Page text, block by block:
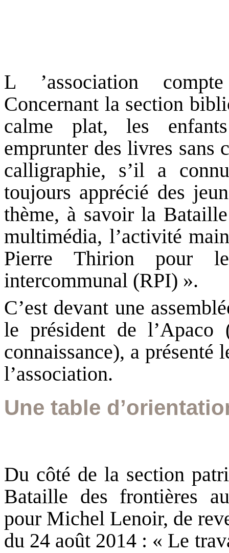
L ’association
Concernant la section
calme plat, les
emprunter des livres sans
calligraphie, s’il a
toujours apprécié des
thème, à savoir la
multimédia, l’activité
Pierre Thirion pour le
intercommunal (RPI) ».
C’est devant une
le président de
connaissance), a présenté
l’association.
Une table
Du côté de la section
Bataille des frontières
pour Michel Lenoir, de
du 24 août 2014 : « Le